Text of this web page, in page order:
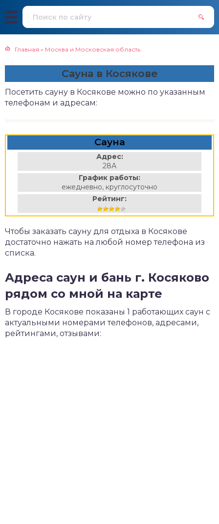
Главная » Москва и Московская область
Сауна в Косякове
Посетить сауну в Косякове можно по указанным
телефонам и адресам:
Сауна
Адрес:
28А
График работы:
ежедневно, круглосуточно
Рейтинг:
Чтобы заказать сауну для отдыха в Косякове
достаточно нажать на любой номер телефона из
списка.
Адреса саун и бань г. Косяково
рядом со мной на карте
В городе Косякове показаны 1 работающих саун с
актуальными номерами телефонов, адресами,
рейтингами, отзывами: